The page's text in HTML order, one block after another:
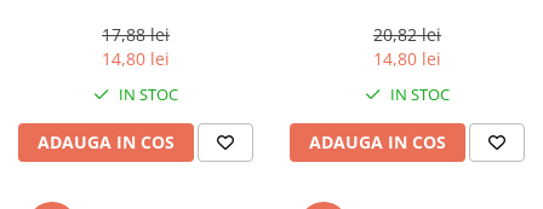
17,88 lei
14,80 lei
IN STOC
ADAUGA IN COS
20,82 lei
14,80 lei
IN STOC
ADAUGA IN COS